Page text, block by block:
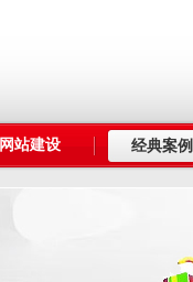
网站建设 经典案例